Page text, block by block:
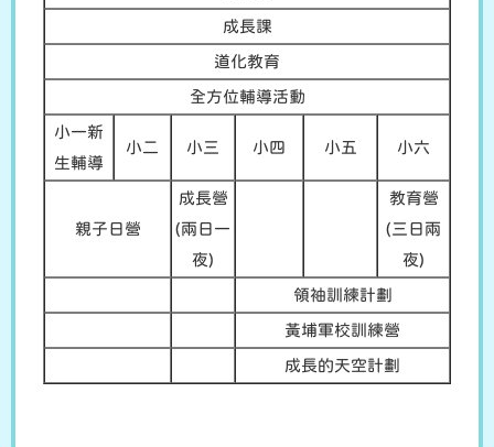
成長課
道化教育
全方位輔導活動
小一新
生輔導
小二 小三 小四 小五 小六
親子日營
成長營
(兩日一
夜)
教育營
(三日兩
夜)
領袖訓練計劃
黃埔軍校訓練營
成長的天空計劃